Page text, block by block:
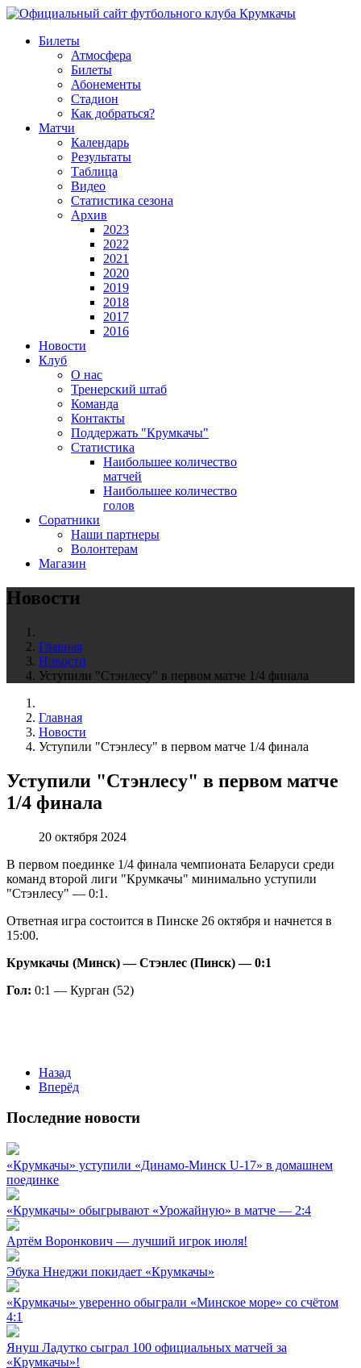
Билеты
Атмосфера
Билеты
Абонементы
Стадион
Как добраться?
Матчи
Календарь
Результаты
Таблица
Видео
Статистика сезона
Архив
2023
2022
2021
2020
2019
2018
2017
2016
Новости
Клуб
О нас
Тренерский штаб
Команда
Контакты
Поддержать "Крумкачы"
Статистика
Наибольшее количество
матчей
Наибольшее количество
голов
Соратники
Наши партнеры
Волонтерам
Магазин
Новости
Главная
Новости
Уступили "Стэнлесу" в первом матче 1/4 финала
Главная
Новости
Уступили "Стэнлесу" в первом матче 1/4 финала
Уступили "Стэнлесу" в первом матче
1/4 финала
20 октября 2024
В первом поединке 1/4 финала чемпионата Беларуси среди
команд второй лиги "Крумкачы" минимально уступили
"Стэнлесу" — 0:1.
Ответная игра состоится в Пинске 26 октября и начнется в
15:00.
Крумкачы (Минск) — Стэнлес (Пинск) — 0:1
Гол: 0:1 — Курган (52)
Назад
Вперёд
Последние новости
«Крумкачы» уступили «Динамо-Минск U-17» в домашнем
поединке
«Крумкачы» обыгрывают «Урожайную» в матче — 2:4
Артём Воронкович — лучший игрок июля!
Эбука Ннеджи покидает «Крумкачы»
«Крумкачы» уверенно обыграли «Минское море» со счётом
4:1
Януш Ладутко сыграл 100 официальных матчей за
«Крумкачы»!